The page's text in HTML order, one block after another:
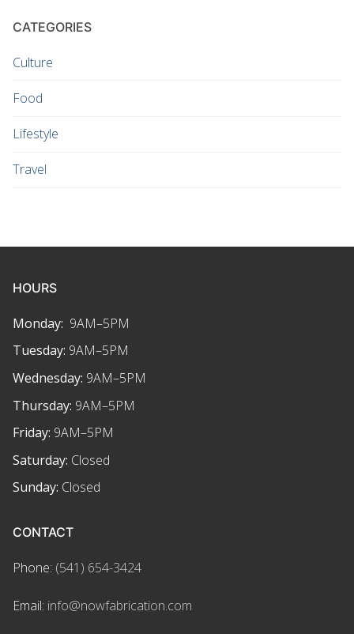
CATEGORIES
Culture
Food
Lifestyle
Travel
HOURS
Monday: 9AM–5PM
Tuesday: 9AM–5PM
Wednesday: 9AM–5PM
Thursday: 9AM–5PM
Friday: 9AM–5PM
Saturday: Closed
Sunday: Closed
CONTACT
Phone: (541) 654-3424
Email: info@nowfabrication.com